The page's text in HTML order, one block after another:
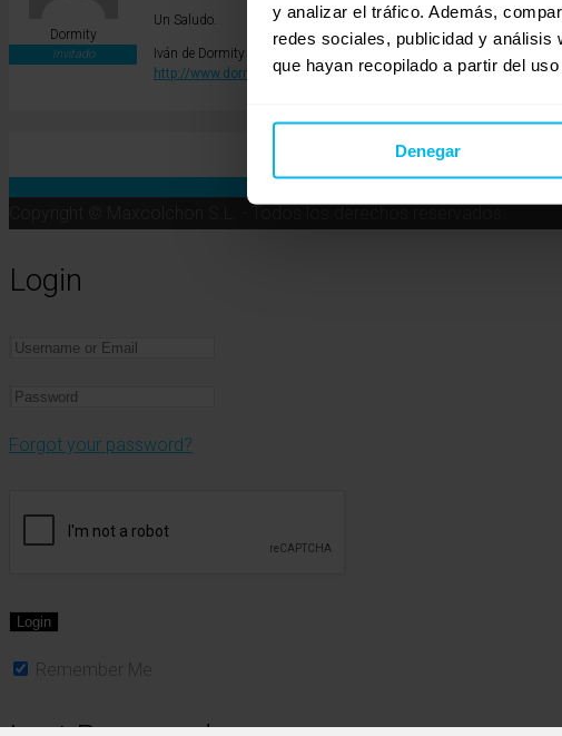
y analizar el tráfico. Además,
redes sociales, publicidad y análisis
que hayan recopilado a partir del
Denegar
Dormity
Invitado
Un Saludo.
Iván de Dormity
http://www.dormity.com
Login
Forgot your password?
Remember Me